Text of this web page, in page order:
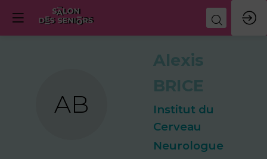
AB
Alexis
BRICE
Institut du
Cerveau
Neurologue